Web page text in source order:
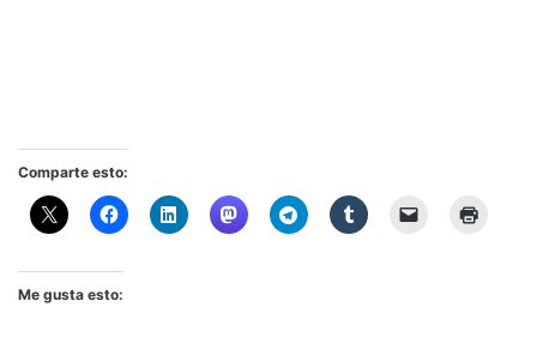
Comparte esto:
Me gusta esto: